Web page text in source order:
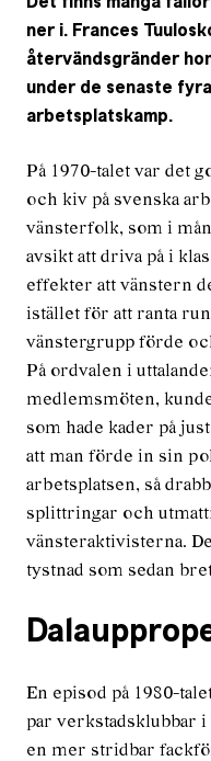
Det finns många
ner i. Frances
återvändsgränder
under de senaste
arbetsplatskamp.
På 1970-talet var det
och kiv på svenska
vänsterfolk, som i
avsikt att driva på i
effekter att vänstern
istället för att ranta
vänstergrupp förde
På ordvalen i
medlemsmöten,
som hade kader på
att man förde in sin
arbetsplatsen, så
splittringar och
vänsteraktivisterna.
tystnad som sedan
En episod på 1980-
par verkstadsklubbar
en mer stridbar